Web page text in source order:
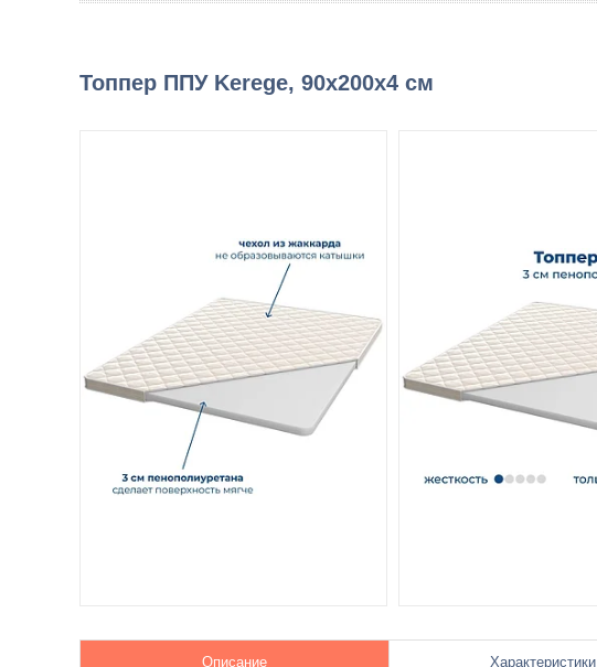
Топпер ППУ Kerege, 90x200x4 см
Описание Характеристики